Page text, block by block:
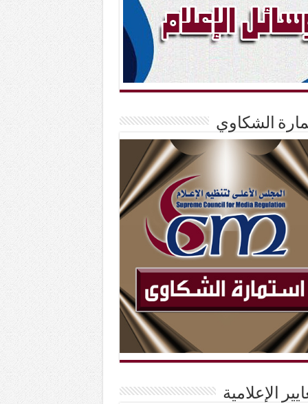
الشكاوي
الإعلامية